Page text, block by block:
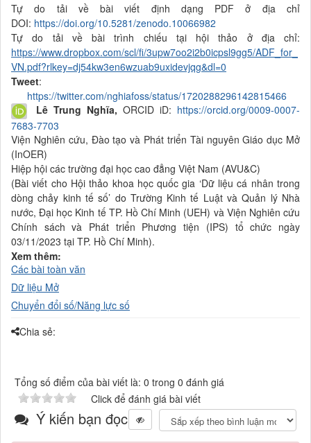
Tự do tải về bài viết định dạng PDF ở địa chỉ
DOI: https://doi.org/10.5281/zenodo.10066982
Tự do tải về bài trình chiếu tại hội thảo ở địa chỉ:
https://www.dropbox.com/scl/fi/3upw7oo2i2b0icpsl9gg5/ADF_for_
VN.pdf?rlkey=dj54kw3en6wzuab9uxidevjqg&dl=0
Tweet:
https://twitter.com/nghiafoss/status/1720288296142815466
Lê Trung Nghĩa, ORCID iD: https://orcid.org/0009-0007-
7683-7703
Viện Nghiên cứu, Đào tạo và Phát triển Tài nguyên Giáo dục Mở
(InOER)
Hiệp hội các trường đại học cao đẳng Việt Nam (AVU&C)
(Bài viết cho Hội thảo khoa học quốc gia ‘Dữ liệu cá nhân trong
dòng chảy kinh tế số’ do Trường Kinh tế Luật và Quản lý Nhà
nước, Đại học Kinh tế TP. Hồ Chí Minh (UEH) và Viện Nghiên cứu
Chính sách và Phát triển Phương tiện (IPS) tổ chức ngày
03/11/2023 tại TP. Hồ Chí Minh).
Xem thêm:
Các bài toàn văn
Dữ liệu Mở
Chuyển đổi số/Năng lực số
Chia sẻ:
Tổng số điểm của bài viết là: 0 trong 0 đánh giá
Click để đánh giá bài viết
Ý kiến bạn đọc